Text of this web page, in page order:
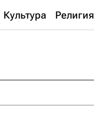
Культура Религия